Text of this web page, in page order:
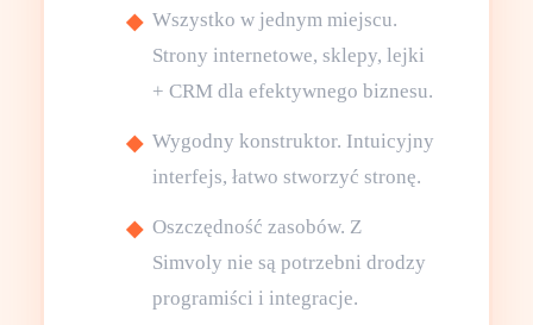
Wszystko w jednym miejscu.
Strony internetowe, sklepy, lejki
+ CRM dla efektywnego biznesu.
Wygodny konstruktor. Intuicyjny
interfejs, łatwo stworzyć stronę.
Oszczędność zasobów. Z
Simvoly nie są potrzebni drodzy
programiści i integracje.